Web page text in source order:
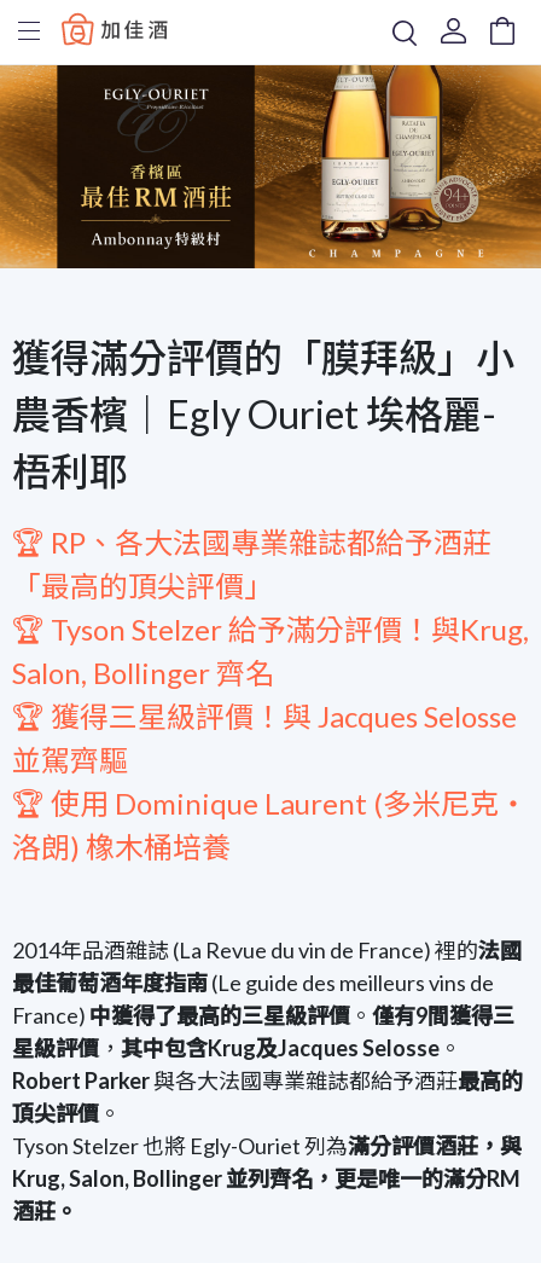
Baccus
獲得滿分評價的「膜拜級」小
農香檳｜Egly Ouriet 埃格麗-
梧利耶
🏆 RP、各大法國專業雜誌都給予酒莊
「最高的頂尖評價」
🏆 Tyson Stelzer 給予滿分評價！ 與Krug,
Salon, Bollinger 齊名
🏆 獲得三星級評價！與 Jacques Selosse
並駕齊驅
🏆 使用 Dominique Laurent (多米尼克・
洛朗) 橡木桶培養
2014年品酒雜誌 (La Revue du vin de France) 裡的法國
最佳葡萄酒年度指南(Le guide des meilleurs vins de
France) 中獲得了最高的三星級評價 。 僅有9間獲得三
星級評價 ， 其中包含Krug及Jacques Selosse 。
Robert Parker與各大法國專業雜誌都給予酒莊最高的
頂尖評價 。
Tyson Stelzer 也將 Egly-Ouriet 列為滿分評價酒莊，與
Krug, Salon, Bollinger 並列齊名，更是唯一的滿分RM
酒莊。